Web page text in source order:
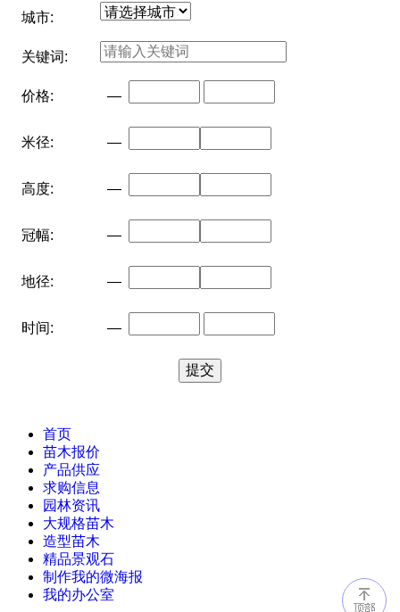
城市:
关键词:
价格: —
米径: —
高度: —
冠幅: —
地径: —
时间: —
首页
苗木报价
产品供应
求购信息
园林资讯
大规格苗木
造型苗木
精品景观石
制作我的微海报
我的办公室